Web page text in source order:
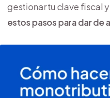
gestionar tu clave fiscal
estos pasos para dar de